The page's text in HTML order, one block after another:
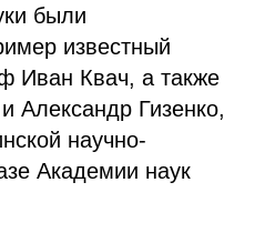
были
известный
Иван Квач, а также
Александр Гизенко,
научно-
Академии наук